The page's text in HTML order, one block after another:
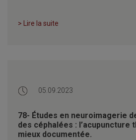
> Lire la suite
05.09.2023
78- Études en neuroimagerie
des céphalées : l’acupuncture
mieux documentée.